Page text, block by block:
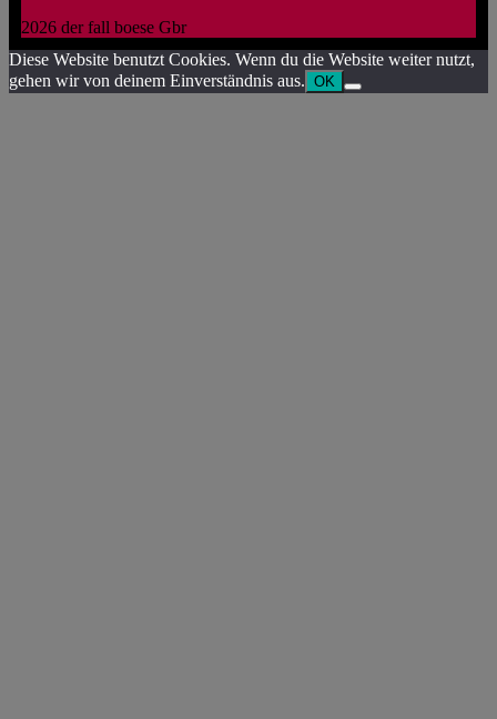
2026 der fall boese Gbr
Diese Website benutzt Cookies. Wenn du die Website weiter nutzt,
gehen wir von deinem Einverständnis aus. OK